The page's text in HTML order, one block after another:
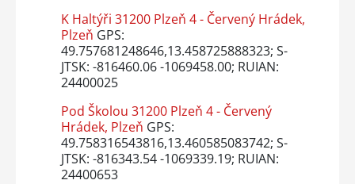
K Haltýři 31200 Plzeň 4 - Červený Hrádek,
Plzeň GPS:
49.757681248646,13.458725888323; S-
JTSK: -816460.06 -1069458.00; RUIAN:
24400025
Pod Školou 31200 Plzeň 4 - Červený
Hrádek, Plzeň GPS:
49.758316543816,13.460585083742; S-
JTSK: -816343.54 -1069339.19; RUIAN:
24400653